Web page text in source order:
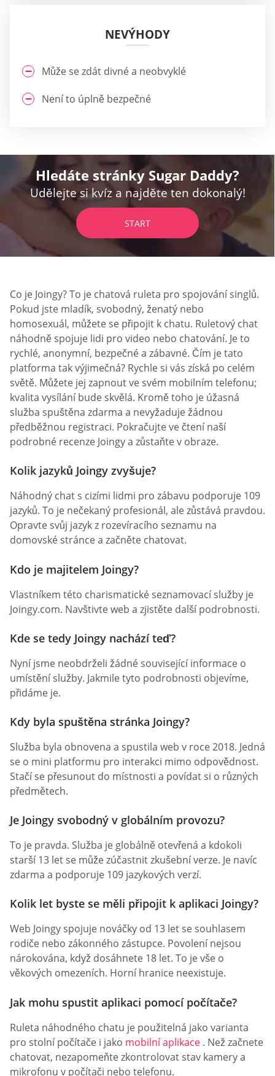
NEVÝHODY
Může se zdát divné a neobvyklé
Není to úplně bezpečné
Hledáte stránky Sugar Daddy?
Udělejte si kvíz a najděte ten dokonalý!
START
Co je Joingy? To je chatová ruleta pro spojování singlů.
Pokud jste mladík, svobodný, ženatý nebo
homosexuál, můžete se připojit k chatu. Ruletový chat
náhodně spojuje lidi pro video nebo chatování. Je to
rychlé, anonymní, bezpečné a zábavné. Čím je tato
platforma tak výjimečná? Rychle si vás získá po celém
světě. Můžete jej zapnout ve svém mobilním telefonu;
kvalita vysílání bude skvělá. Kromě toho je úžasná
služba spuštěna zdarma a nevyžaduje žádnou
předběžnou registraci. Pokračujte ve čtení naší
podrobné recenze Joingy a zůstaňte v obraze.
Kolik jazyků Joingy zvyšuje?
Náhodný chat s cizími lidmi pro zábavu podporuje 109
jazyků. To je nečekaný profesionál, ale zůstává pravdou.
Opravte svůj jazyk z rozevíracího seznamu na
domovské stránce a začněte chatovat.
Kdo je majitelem Joingy?
Vlastníkem této charismatické seznamovací služby je
Joingy.com. Navštivte web a zjistěte další podrobnosti.
Kde se tedy Joingy nachází teď?
Nyní jsme neobdrželi žádné související informace o
umístění služby. Jakmile tyto podrobnosti objevíme,
přidáme je.
Kdy byla spuštěna stránka Joingy?
Služba byla obnovena a spustila web v roce 2018. Jedná
se o mini platformu pro interakci mimo odpovědnost.
Stačí se přesunout do místnosti a povídat si o různých
předmětech.
Je Joingy svobodný v globálním provozu?
To je pravda. Služba je globálně otevřená a kdokoli
starší 13 let se může zúčastnit zkušební verze. Je navíc
zdarma a podporuje 109 jazykových verzí.
Kolik let byste se měli připojit k aplikaci Joingy?
Web Joingy spojuje nováčky od 13 let se souhlasem
rodiče nebo zákonného zástupce. Povolení nejsou
nárokována, když dosáhnete 18 let. To je vše o
věkových omezeních. Horní hranice neexistuje.
Jak mohu spustit aplikaci pomocí počítače?
Ruleta náhodného chatu je použitelná jako varianta
pro stolní počítače i jako mobilní aplikace . Než začnete
chatovat, nezapomeňte zkontrolovat stav kamery a
mikrofonu v počítači nebo telefonu.